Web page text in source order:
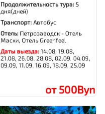
Продолжительность тура: 5
дня(дней)
Транспорт:Автобус
Отель: Петрозаводск - Отель
Маски, Отель Greenfeel
Даты выезда:14.08, 19.08,
21.08, 26.08, 28.08, 02.09, 04.09,
09.09, 11.09, 16.09, 18.09, 25.09
от 500Byn